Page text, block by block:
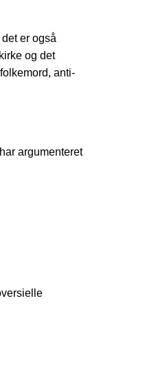
er også
og det
anti-
argumenteret